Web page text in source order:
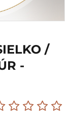
/
-